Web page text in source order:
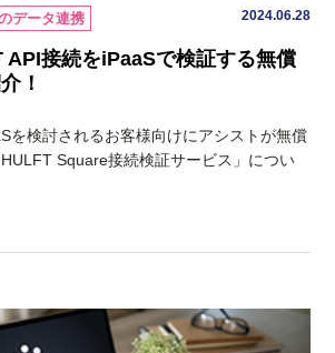
データ連携 2024.06.28
API接続をiPaaSで検証する無償
！
を検討されるお客様向けにアシストが無償
Square接続検証サービス」につい